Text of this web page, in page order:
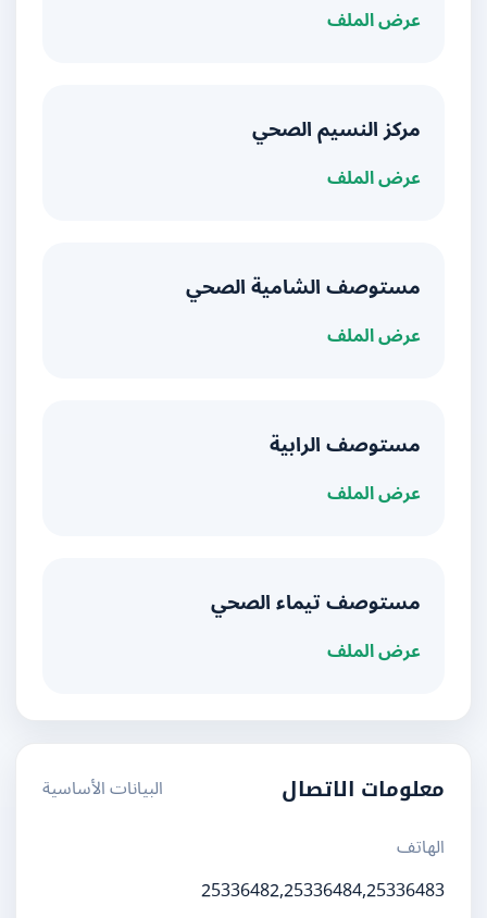
عرض الملف
مركز النسيم الصحي
عرض الملف
مستوصف الشامية الصحي
عرض الملف
مستوصف الرابية
عرض الملف
مستوصف تيماء الصحي
عرض الملف
معلومات الاتصال
البيانات الأساسية
الهاتف
25336482,25336484,25336483